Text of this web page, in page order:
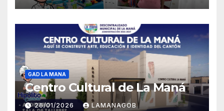
GAD LA MANA
Centro Cultural de La Maná
26/01/2026 LAMANAGOB